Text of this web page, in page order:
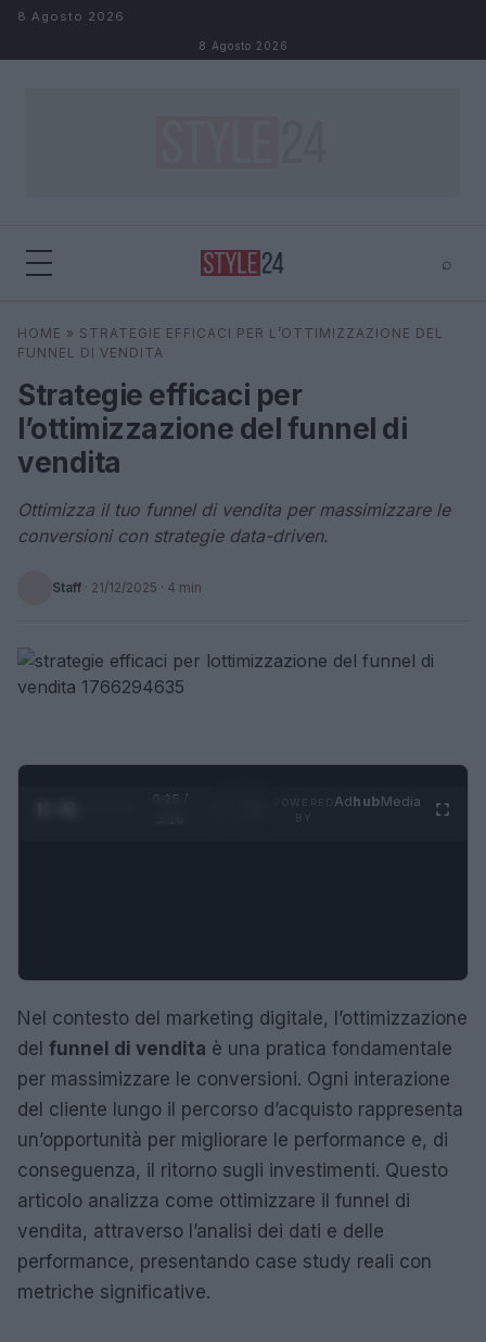
Salta al contenuto
8 Agosto 2026
8 Agosto 2026
⌕
Cerca ⌕
HOME » STRATEGIE EFFICACI PER L’OTTIMIZZAZIONE DEL
FUNNEL DI VENDITA
Strategie efficaci per
l’ottimizzazione del funnel di
vendita
Ottimizza il tuo funnel di vendita per massimizzare le
conversioni con strategie data-driven.
Staff · 21/12/2025 · 4 min
0:26 /
AdhubMedia
Nel contesto del marketing digitale, l’ottimizzazione
del funnel di vendita è una pratica fondamentale
per massimizzare le conversioni. Ogni interazione
del cliente lungo il percorso d’acquisto rappresenta
un’opportunità per migliorare le performance e, di
conseguenza, il ritorno sugli investimenti. Questo
articolo analizza come ottimizzare il funnel di
vendita, attraverso l’analisi dei dati e delle
performance, presentando case study reali con
metriche significative.